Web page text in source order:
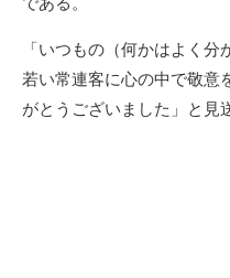
「いつもの（何かはよく
若い常連客に心の中で敬意
がとうございました」と見